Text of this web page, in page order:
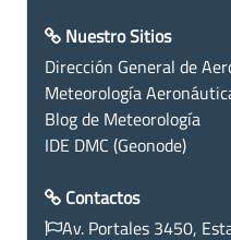
Nuestro Sitios
Dirección General de
Meteorología
Blog de Meteorología
IDE DMC (Geonode)
Contactos
Av. Portales 3450,